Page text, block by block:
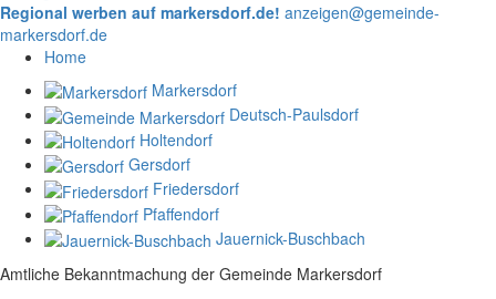
Regional werben auf markersdorf.de! anzeigen@gemeinde-
markersdorf.de
Home
Markersdorf
Deutsch-Paulsdorf
Holtendorf
Gersdorf
Friedersdorf
Pfaffendorf
Jauernick-Buschbach
Amtliche Bekanntmachung der Gemeinde Markersdorf